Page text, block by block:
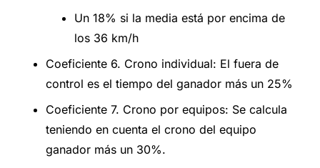
Un 18% si la media está por encima de
los 36 km/h
Coeficiente 6. Crono individual: El fuera de
control es el tiempo del ganador más un 25%
Coeficiente 7. Crono por equipos: Se calcula
teniendo en cuenta el crono del equipo
ganador más un 30%.